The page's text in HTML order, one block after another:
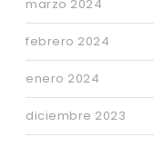
marzo 2024
febrero 2024
enero 2024
diciembre 2023